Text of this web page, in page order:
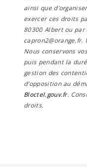
ainsi que
exercer ces droits
80300 Albert ou
Nous conservons
puis pendant la
gestion des
d'opposition au
Bloctel.gouv.fr.
droits.